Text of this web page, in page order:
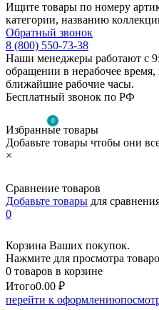
Ищите товары по номеру
категории, названию
Обратный звонок
8 (800) 550-73-38
Наши менеджеры работают с
обращении в нерабочее время,
ближайшие рабочие часы.
Бесплатный звонок по РФ
0
Избранные товары
Добавьте товары чтобы они
×
Сравнение товаров
Добавьте товары для
0
Корзина Ваших покупок.
Нажмите для просмотра
0 товаров в корзине
Итого0.00 ₽
перейти к оформлению